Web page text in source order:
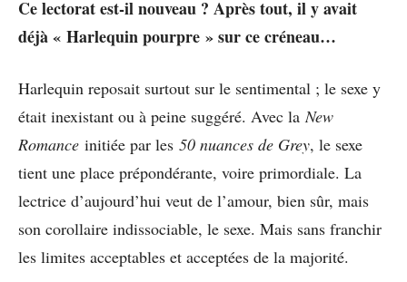
Ce lectorat est-il nouveau ? Après tout, il y avait
déjà « Harlequin pourpre » sur ce créneau…
Harlequin reposait surtout sur le sentimental ; le sexe y
était inexistant ou à peine suggéré. Avec la New
Romance initiée par les 50 nuances de Grey, le sexe
tient une place prépondérante, voire primordiale. La
lectrice d’aujourd’hui veut de l’amour, bien sûr, mais
son corollaire indissociable, le sexe. Mais sans franchir
les limites acceptables et acceptées de la majorité.